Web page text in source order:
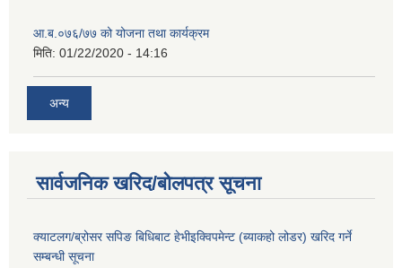
आ.ब.०७६/७७ को योजना तथा कार्यक्रम
मिति: 01/22/2020 - 14:16
अन्य
सार्वजनिक खरिद/बोलपत्र सूचना
क्याटलग/ब्रोसर सपिङ बिधिबाट हेभीइक्विपमेन्ट (ब्याकहो लोडर) खरिद गर्ने
सम्बन्धी सूचना